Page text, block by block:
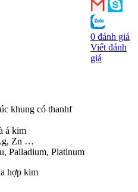
0 đánh giá
Viết đánh
giá
khung có thanhf
á kim
Zn …
Palladium, Platinum
hợp kim